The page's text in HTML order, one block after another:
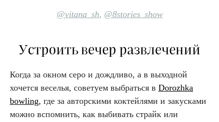
@vitana_sh, @8stories_show
Устроить вечер развлечений
Когда за окном серо и дождливо, а в выходной
хочется веселья, советуем выбраться в Dorozhka
bowling, где за авторскими коктейлями и закусками
можно вспомнить, как выбивать страйк или